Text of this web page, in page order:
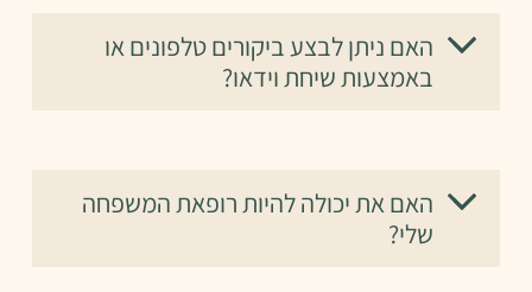
האם ניתן לבצע ביקורים טלפונים או
באמצעות שיחת וידאו?
האם את יכולה להיות רופאת המשפחה
שלי?